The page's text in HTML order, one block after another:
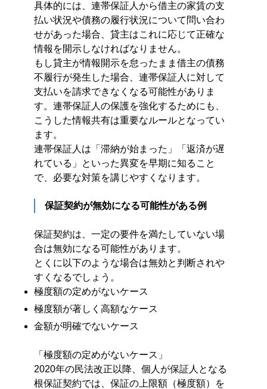
具体的には、連帯保証人から借主の家賃の支
払い状況や債務の履行状況について問い合わ
せがあった場合、貸主はこれに応じて正確な
情報を開示しなければなりません。
もし貸主が情報開示を怠ったまま借主の債務
不履行が発生した場合、連帯保証人に対して
支払いを請求できなくなる可能性がありま
す。連帯保証人の保護を強化するためにも、
こうした情報共有は重要なルールとなってい
ます。
連帯保証人は「滞納が始まった」「返済が遅
れている」といった異変を早期に知ること
で、必要な対策を講じやすくなります。
保証契約が無効になる可能性がある例
保証契約は、一定の要件を満たしていない場
合は無効になる可能性があります。
とくに以下のような場合は無効と判断されや
すくなるでしょう。
極度額の定めがないケース
極度額が著しく高額なケース
金額が明確でないケース
「極度額の定めがないケース」
2020年の民法改正以降、個人が保証人となる
根保証契約では、保証の上限額（極度額）を